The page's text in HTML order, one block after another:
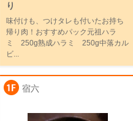
り
味付けも、つけタレも付いたお持ち
帰り肉！おすすめパック元祖ハラ
ミ 250g熟成ハラミ 250g中落カル
ビ...
宿六